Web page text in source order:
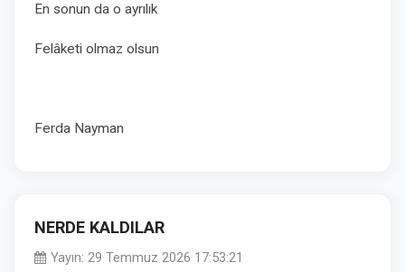
En sonun da o ayrılık
Felâketi olmaz olsun
Ferda Nayman
NERDE KALDILAR
Yayın: 29 Temmuz 2026 17:53:21